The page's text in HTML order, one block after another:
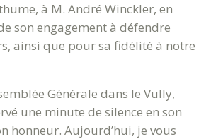
à M. André Winckler, en
son engagement à défendre
ainsi que pour sa fidélité à notre
Générale dans le Vully,
une minute de silence en son
honneur. Aujourd’hui, je vous